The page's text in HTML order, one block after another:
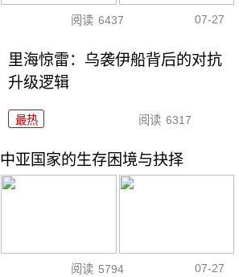
阅读 6437 07-27
里海惊雷：乌袭伊船背后的对抗
升级逻辑
最热 阅读 6317
亚国家的生存困境与抉择
阅读 5794 07-27